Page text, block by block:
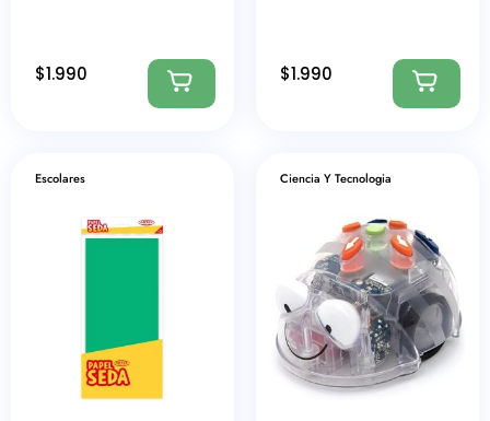
$1.990 $1.990
Escolares Ciencia Y Tecnologia